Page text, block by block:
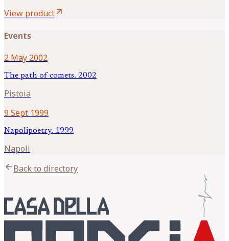
View productarrow_outward
Events
2 May 2002
The path of comets. 2002
Pistoia
9 Sept 1999
Napolipoetry. 1999
Napoli
arrow_backBack to directory